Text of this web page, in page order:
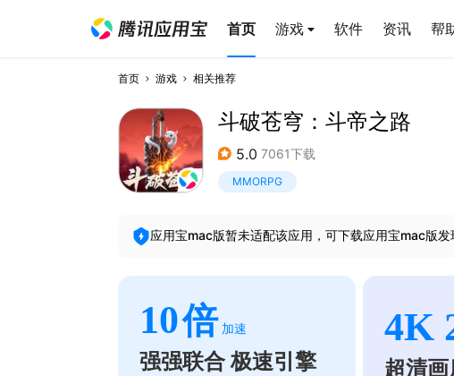
首页 游戏 软件 资讯 帮
首页 游戏 相关推荐
斗破苍穹：斗帝之路
5.0 7061下载
MMORPG
应用宝mac版暂未适配该应用，可下载应用宝mac版发
10倍 加速
强强联合 极速引擎
4K
超清